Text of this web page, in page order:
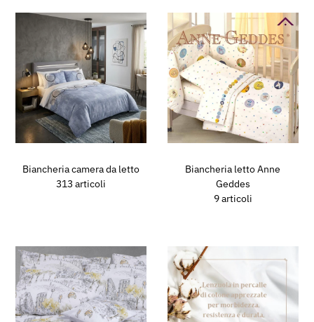
Biancheria camera da letto
313 articoli
Biancheria letto Anne
Geddes
9 articoli